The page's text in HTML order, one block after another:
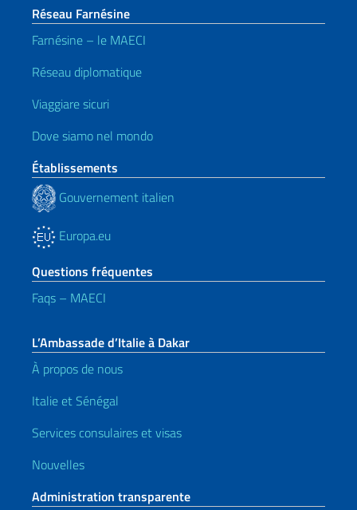
Réseau Farnésine
Farnésine – le MAECI
Réseau diplomatique
Viaggiare sicuri
Dove siamo nel mondo
Établissements
Gouvernement italien
Europa.eu
Questions fréquentes
Faqs – MAECI
L’Ambassade d’Italie à Dakar
À propos de nous
Italie et Sénégal
Services consulaires et visas
Nouvelles
Administration transparente